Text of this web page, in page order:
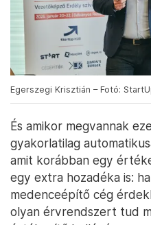
Egerszegi Krisztián – Fotó:
És amikor megvannak
gyakorlatilag
amit korábban egy
egy extra hozadéka is:
medenceépítő cég
olyan érvrendszert tud